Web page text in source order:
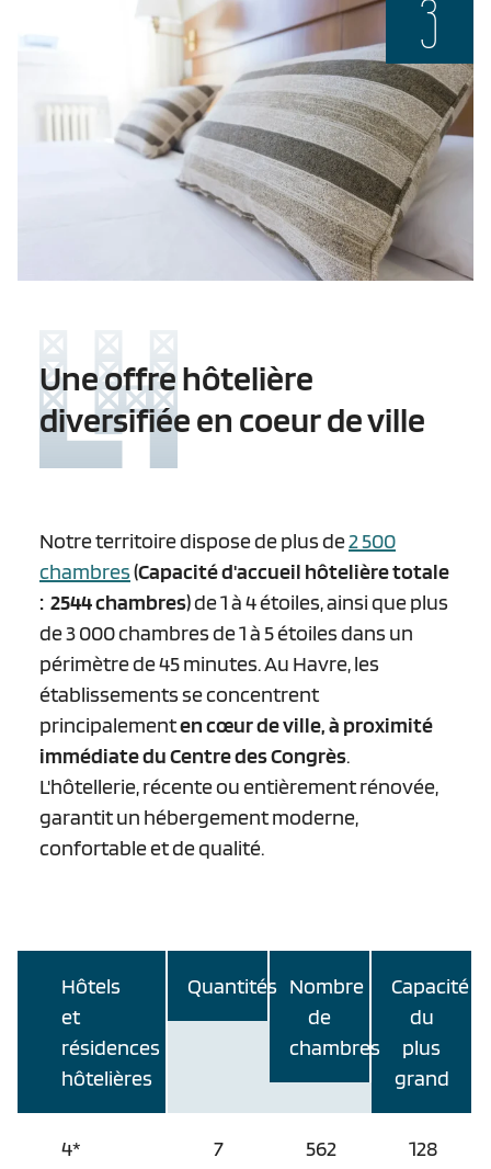
Une offre hôtelière
diversifiée en coeur de ville
Notre territoire dispose de plus de2 500
chambres(Capacité d'accueil hôtelière totale
: 2544 chambres)de 1 à 4 étoiles, ainsi que plus
de 3 000 chambres de 1 à 5 étoiles dans un
périmètre de 45 minutes. Au Havre, les
établissements se concentrent
principalementen cœur de ville, à proximité
immédiate du Centre des Congrès.
L'hôtellerie, récente ou entièrement rénovée,
garantit un hébergement moderne,
confortable et de qualité.
3
Hôtels
et
résidences
hôtelières
Quantités Nombre
de
chambres
Capacité
du
plus
grand
4* 7 562 128